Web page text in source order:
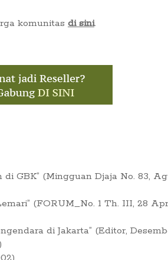
komunitas di sini.
GBK” (Mingguan Djaja No. 83,
(FORUM_No. 1 Th. III, 28
di Jakarta” (Editor,